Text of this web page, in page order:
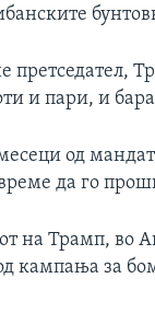
претседател,
и пари, и
од
да го
на Трамп, во
кампања за